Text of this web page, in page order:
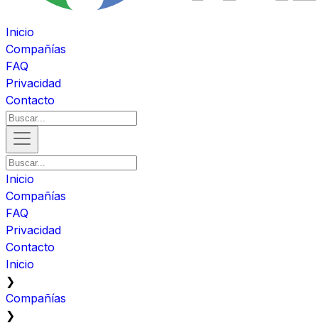
Inicio
Compañías
FAQ
Privacidad
Contacto
Inicio
Compañías
FAQ
Privacidad
Contacto
Inicio
❯
Compañías
❯